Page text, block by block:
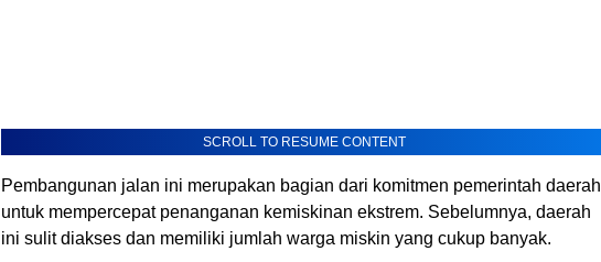
SCROLL TO RESUME CONTENT
Pembangunan jalan ini merupakan bagian dari komitmen pemerintah daerah
untuk mempercepat penanganan kemiskinan ekstrem. Sebelumnya, daerah
ini sulit diakses dan memiliki jumlah warga miskin yang cukup banyak.